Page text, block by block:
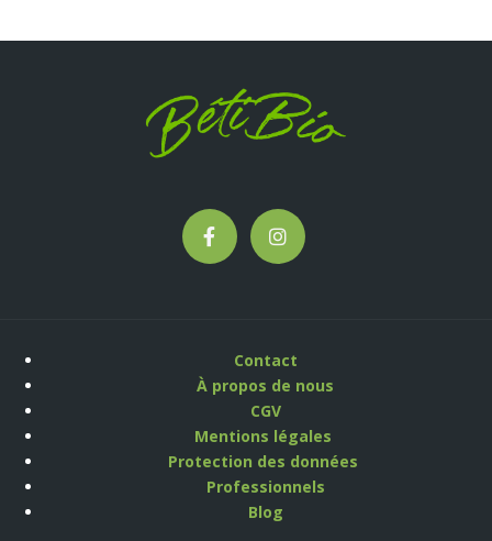
Contact
À propos de nous
CGV
Mentions légales
Protection des données
Professionnels
Blog